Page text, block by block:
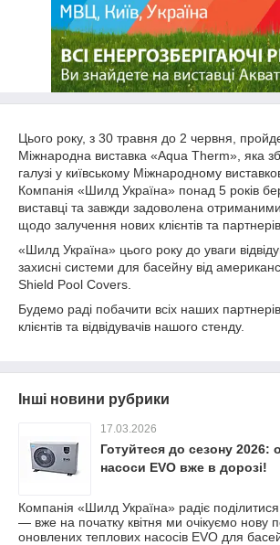
Цього року, з 30 травня до 2 червня,
Міжнародна виставка «Aqua Therm», яка
галузі у київському Міжнародному
Компанія «Шилд Україна» понад 5 років
виставці та завжди задоволена
щодо залучення нових клієнтів та партнерів.
«Шилд Україна» цього року до уваги
захисні системи для басейну від
Shield Pool Covers.
Будемо раді побачити всіх наших
клієнтів та відвідувачів нашого стенду.
Інші новини рубрики
17.03.2026
Готуйтеся до сезону 2026:
насоси EVO вже в дорозі!
Компанія «Шилд Україна» радіє
— вже на початку квітня ми очікуємо нову
оновлених теплових насосів EVO для